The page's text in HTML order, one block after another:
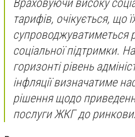
тарифів, очікується, що
соціальної підтримки.
горизонті рівень
інфляції визначатиме
рішення щодо
послуги ЖКГ до